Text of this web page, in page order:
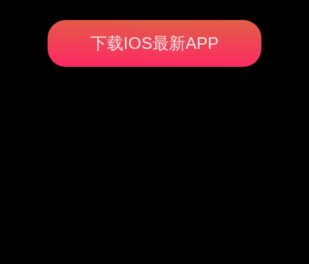
下载IOS最新APP